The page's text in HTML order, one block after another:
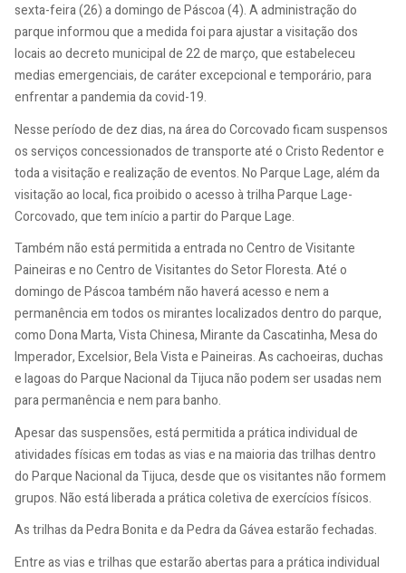
sexta-feira (26) a domingo de Páscoa (4). A administração do
parque informou que a medida foi para ajustar a visitação dos
locais ao decreto municipal de 22 de março, que estabeleceu
medias emergenciais, de caráter excepcional e temporário, para
enfrentar a pandemia da covid-19.
Nesse período de dez dias, na área do Corcovado ficam suspensos
os serviços concessionados de transporte até o Cristo Redentor e
toda a visitação e realização de eventos. No Parque Lage, além da
visitação ao local, fica proibido o acesso à trilha Parque Lage-
Corcovado, que tem início a partir do Parque Lage.
Também não está permitida a entrada no Centro de Visitante
Paineiras e no Centro de Visitantes do Setor Floresta. Até o
domingo de Páscoa também não haverá acesso e nem a
permanência em todos os mirantes localizados dentro do parque,
como Dona Marta, Vista Chinesa, Mirante da Cascatinha, Mesa do
Imperador, Excelsior, Bela Vista e Paineiras. As cachoeiras, duchas
e lagoas do Parque Nacional da Tijuca não podem ser usadas nem
para permanência e nem para banho.
Apesar das suspensões, está permitida a prática individual de
atividades físicas em todas as vias e na maioria das trilhas dentro
do Parque Nacional da Tijuca, desde que os visitantes não formem
grupos. Não está liberada a prática coletiva de exercícios físicos.
As trilhas da Pedra Bonita e da Pedra da Gávea estarão fechadas.
Entre as vias e trilhas que estarão abertas para a prática individual